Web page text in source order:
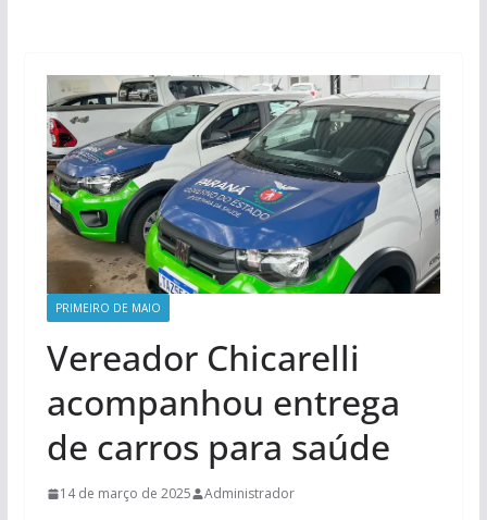
PRIMEIRO DE MAIO
Vereador Chicarelli
acompanhou entrega
de carros para saúde
14 de março de 2025 Administrador